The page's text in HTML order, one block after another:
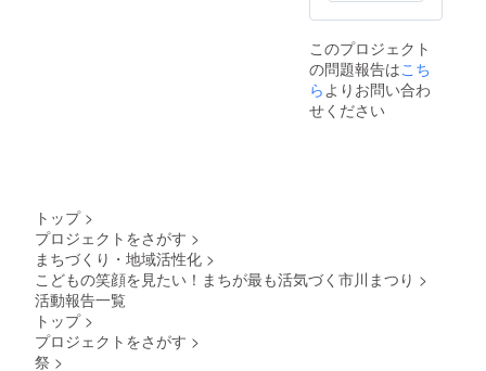
このプロジェクト
の問題報告はこち
らよりお問い合わ
せください
トップ >
プロジェクトをさがす >
まちづくり・地域活性化 >
こどもの笑顔を見たい！まちが最も活気づく市川まつり >
活動報告一覧
トップ >
プロジェクトをさがす >
祭 >